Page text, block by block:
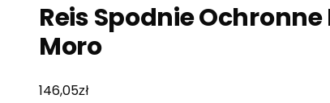
Reis Spodnie Ochronne
Moro
146,05zł